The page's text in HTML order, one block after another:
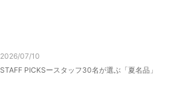
2026/07/10
STAFF PICKSースタッフ30名が選ぶ「夏名品」